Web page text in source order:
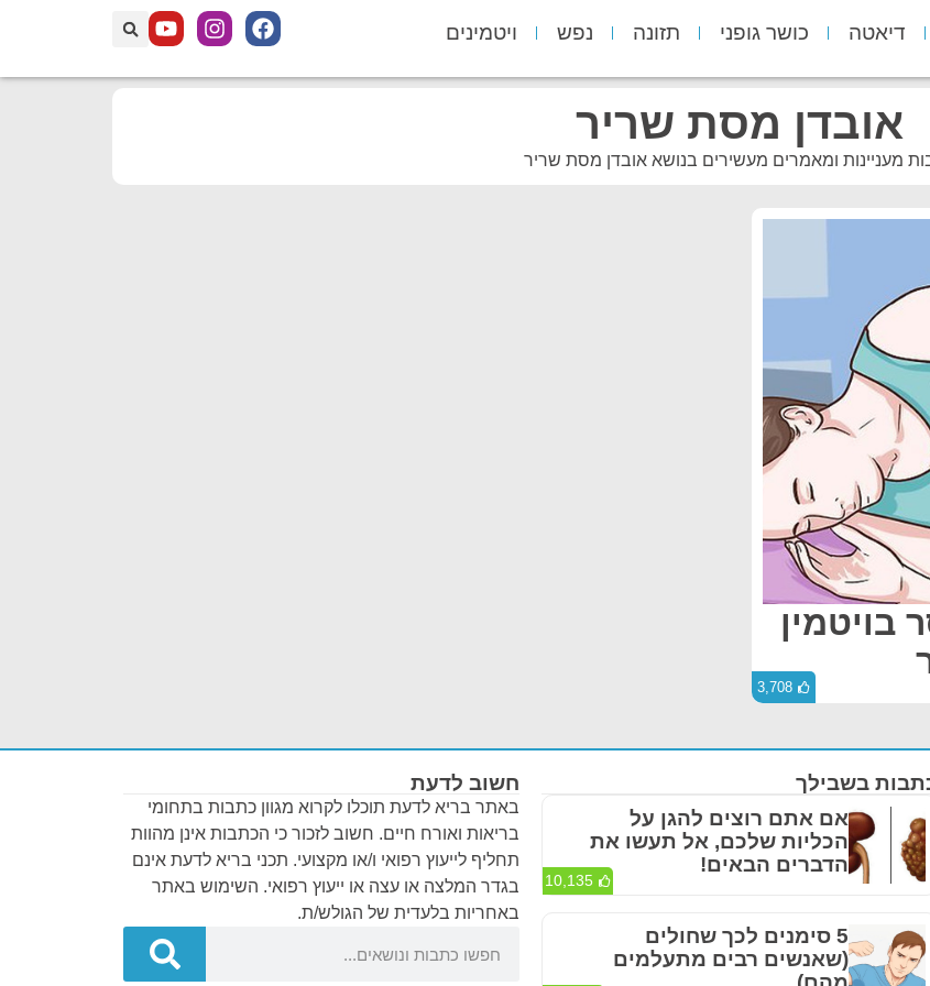
דיאטה כושר גופני תזונה נפש ויטמינים
אובדן מסת שריר
מעניינות ומאמרים מעשירים בנושא אובדן מסת שריר
בויטמין
3,708
חשוב לדעת
באתר בריא לדעת תוכלו לקרוא מגוון כתבות בתחומי
בריאות ואורח חיים. חשוב לזכור כי הכתבות אינן מהוות
תחליף לייעוץ רפואי ו/או מקצועי. תכני בריא לדעת אינם
בגדר המלצה או עצה או ייעוץ רפואי. השימוש באתר
באחריות בלעדית של הגולש/ת.
בשבילך
אם אתם רוצים להגן על
הכליות שלכם, אל תעשו את
הדברים הבאים!
10,135
5 סימנים לכך שחולים
(שאנשים רבים מתעלמים